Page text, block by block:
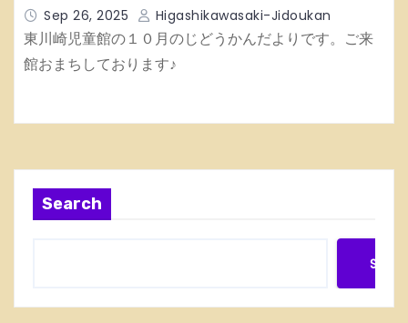
Sep 26, 2025 Higashikawasaki-Jidoukan
東川崎児童館の１０月のじどうかんだよりです。ご来
館おまちしております♪
Search